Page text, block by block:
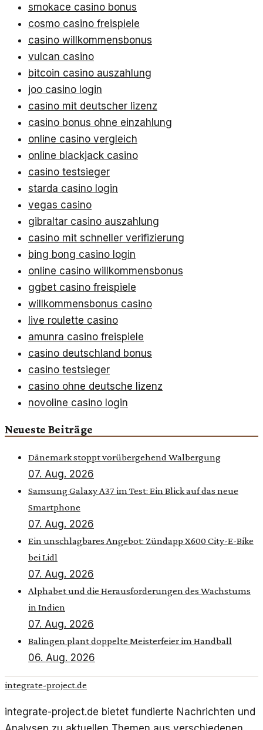
smokace casino bonus
cosmo casino freispiele
casino willkommensbonus
vulcan casino
bitcoin casino auszahlung
joo casino login
casino mit deutscher lizenz
casino bonus ohne einzahlung
online casino vergleich
online blackjack casino
casino testsieger
starda casino login
vegas casino
gibraltar casino auszahlung
casino mit schneller verifizierung
bing bong casino login
online casino willkommensbonus
ggbet casino freispiele
willkommensbonus casino
live roulette casino
amunra casino freispiele
casino deutschland bonus
casino testsieger
casino ohne deutsche lizenz
novoline casino login
Neueste Beiträge
Dänemark stoppt vorübergehend Walbergung
07. Aug. 2026
Samsung Galaxy A37 im Test: Ein Blick auf das neue
Smartphone
07. Aug. 2026
Ein unschlagbares Angebot: Zündapp X600 City-E-Bike
bei Lidl
07. Aug. 2026
Alphabet und die Herausforderungen des Wachstums
in Indien
07. Aug. 2026
Balingen plant doppelte Meisterfeier im Handball
06. Aug. 2026
integrate-project.de
integrate-project.de bietet fundierte Nachrichten und